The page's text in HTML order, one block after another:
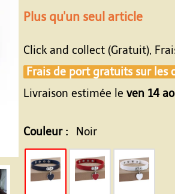
Plus qu'un seul article
Click and collect (Gratuit),
Frais de port gratuits sur les
Livraison estimée le ven 14
Couleur : Noir